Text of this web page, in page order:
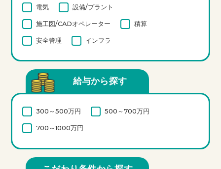
電気 設備/プラント
施工図/CADオペレーター 積算
安全管理 インフラ
給与から探す
300～500万円 500～700万円
700～1000万円